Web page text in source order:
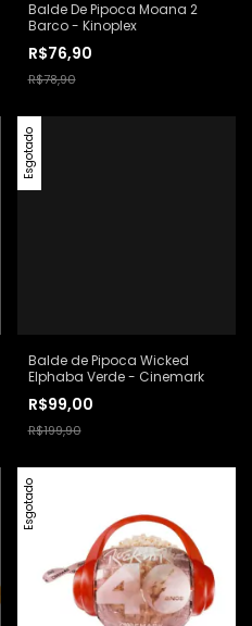
Balde De Pipoca Moana 2
Barco - Kinoplex
R$76,90
R$78,90
Esgotado
Balde de Pipoca Wicked
Elphaba Verde - Cinemark
R$99,00
R$199,90
Esgotado